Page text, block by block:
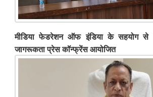
मीडिया फेडरेशन ऑफ इंडिया के सहयोग से
जागरूकता प्रेस कॉन्फ्रेंस आयोजित